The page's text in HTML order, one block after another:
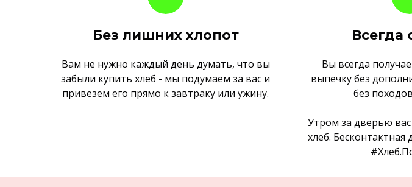
Без лишних хлопот
Вам не нужно каждый день думать, что вы
забыли купить хлеб - мы подумаем за вас и
привезем его прямо к завтраку или ужину.
Всегда
Вы всегда
выпечку без
без
Утром за дверью
хлеб. Бесконтактная